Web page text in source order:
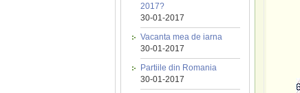
2017?
30-01-2017
Vacanta mea de iarna
30-01-2017
Partiile din Romania
30-01-2017